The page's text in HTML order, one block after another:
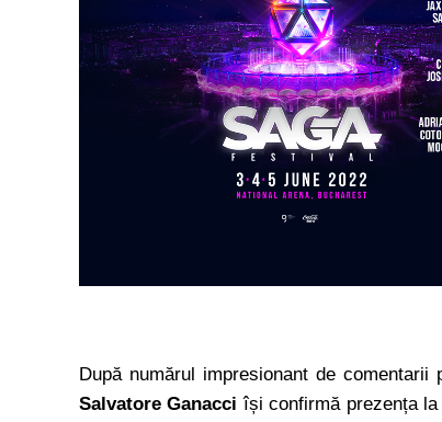
După numărul impresionant de
Salvatore Ganacci își confirmă prezența